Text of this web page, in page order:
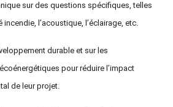
sur des questions spécifiques, telles
incendie, l’acoustique, l’éclairage, etc.
durable et sur les
pour réduire l’impact
de leur projet.